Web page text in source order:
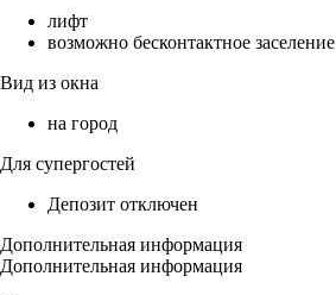
лифт
возможно бесконтактное заселение
Вид из окна
на город
Для супергостей
Депозит отключен
Дополнительная информация
Дополнительная информация